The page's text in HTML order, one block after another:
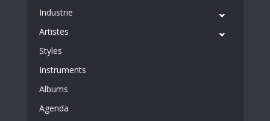
Industrie
Artistes
Styles
Instruments
Albums
Agenda